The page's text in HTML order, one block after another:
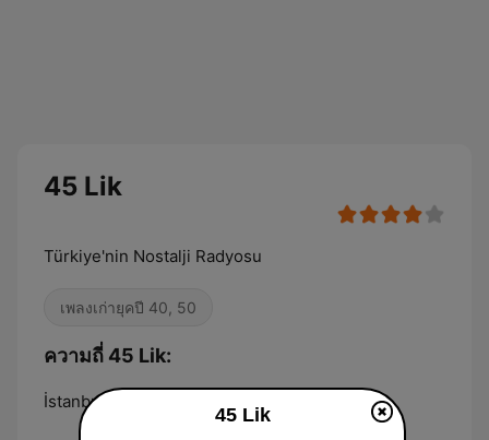
45 Lik
Türkiye'nin Nostalji Radyosu
เพลงเก่ายุคปี 40, 50
ความถี่ 45 Lik:
İstanbul:
45 Lik